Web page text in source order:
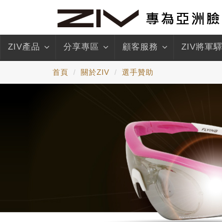
ZIV產品 分享專區 顧客服務 ZIV將軍
首頁 關於ZIV 選手贊助